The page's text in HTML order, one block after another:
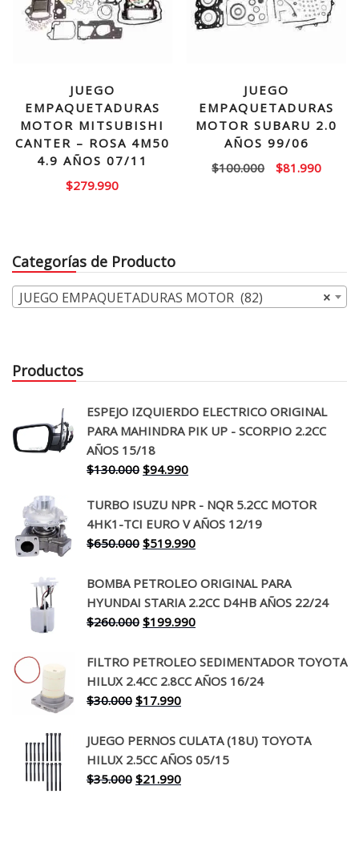
JUEGO
EMPAQUETADURAS
MOTOR MITSUBISHI
CANTER – ROSA 4M50
4.9 AÑOS 07/11
$279.990
JUEGO
EMPAQUETADURAS
MOTOR SUBARU 2.0
AÑOS 99/06
$100.000
El
$81.990El
Categorías de Producto
×
JUEGO EMPAQUETADURAS MOTOR (82)
Productos
ESPEJO IZQUIERDO ELECTRICO ORIGINAL
PARA MAHINDRA PIK UP - SCORPIO 2.2CC
AÑOS 15/18
$130.000 El
original
era:
$130.000.
$94.990El
actual
es:
$94.990.
TURBO ISUZU NPR - NQR 5.2CC MOTOR
4HK1-TCI EURO V AÑOS 12/19
$650.000 El
original
era:
$650.000.
$519.990El
actual
es:
$519.990.
BOMBA PETROLEO ORIGINAL PARA
HYUNDAI STARIA 2.2CC D4HB AÑOS 22/24
$260.000 El
original
era:
$260.000.
$199.990El
actual
es:
FILTRO PETROLEO SEDIMENTADOR TOYOTA
HILUX 2.4CC 2.8CC AÑOS 16/24
$30.000 El
original
era:
$30.000.
$17.990El
actual
es:
$17.990.
JUEGO PERNOS CULATA (18U) TOYOTA
HILUX 2.5CC AÑOS 05/15
$35.000 El
$21.990El